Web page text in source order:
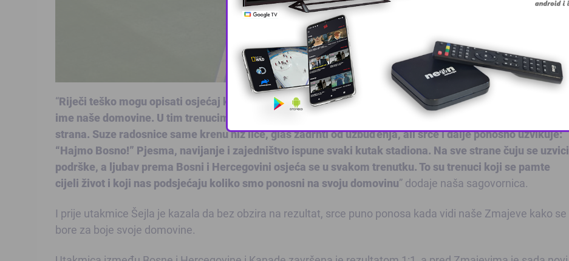
“Riječi teško mogu opisati osjećaj kada naši dragi reprezentativci izlaze na teren, a stadionom odjekne
ime naše domovine. U tim trenucima cijeli stadion ustane na noge, a aplauzi i podrška dolaze sa svih
strana. Suze radosnice same krenu niz lice, glas zadrhti od uzbuđenja, ali srce i dalje ponosno uzvikuje:
“Hajmo Bosno!” Pjesma, navijanje i zajedništvo ispune svaki kutak stadiona. Na sve strane čuju se uzvici
podrške, a ljubav prema Bosni i Hercegovini osjeća se u svakom trenutku. To su trenuci koji se pamte
cijeli život i koji nas podsjećaju koliko smo ponosni na svoju domovinu” dodaje naša sagovornica.
I prije utakmice Šejla je kazala da bez obzira na rezultat, srce puno ponosa kada vidi naše Zmajeve kako se
bore za boje svoje domovine.
This popup will close in:9